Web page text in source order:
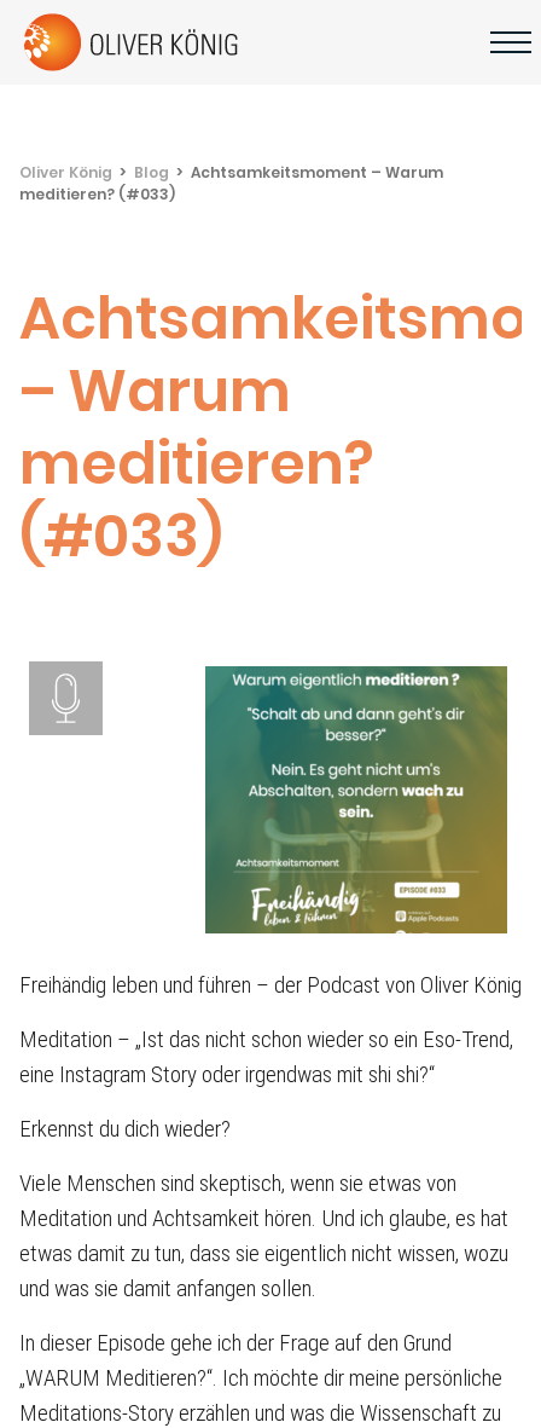
Oliver König Blog
Achtsamkeitsmoment – Warum
meditieren? (#033)
– Warum
meditieren?
(#033)
Freihändig leben und führen – der Podcast von Oliver König
Meditation – „Ist das nicht schon wieder so ein Eso-Trend,
eine Instagram Story oder irgendwas mit shi shi?“
Erkennst du dich wieder?
Viele Menschen sind skeptisch, wenn sie etwas von
Meditation und Achtsamkeit hören. Und ich glaube, es hat
etwas damit zu tun, dass sie eigentlich nicht wissen, wozu
und was sie damit anfangen sollen.
In dieser Episode gehe ich der Frage auf den Grund
„WARUM Meditieren?“. Ich möchte dir meine persönliche
Meditations-Story erzählen und was die Wissenschaft zu